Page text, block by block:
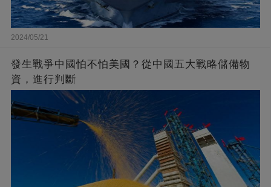
2024/05/21
發生戰爭中國怕不怕美國？從中國五大戰略儲備物
資，進行判斷